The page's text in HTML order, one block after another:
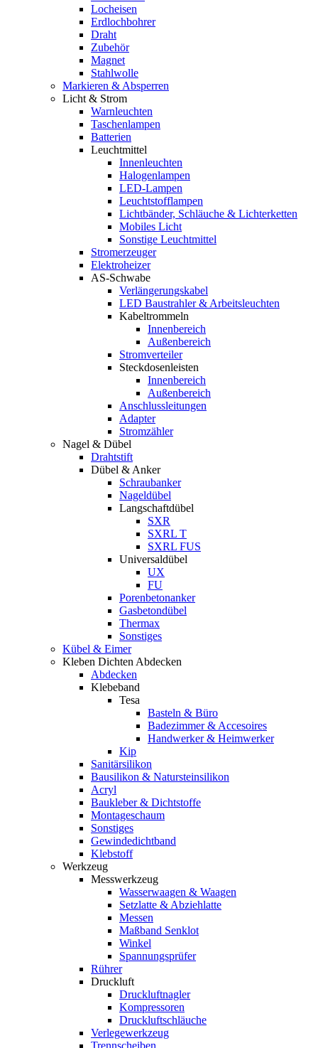
Locheisen
Erdlochbohrer
Draht
Zubehör
Magnet
Stahlwolle
Markieren & Absperren
Licht & Strom
Warnleuchten
Taschenlampen
Batterien
Leuchtmittel
Innenleuchten
Halogenlampen
LED-Lampen
Leuchtstofflampen
Lichtbänder, Schläuche & Lichterketten
Mobiles Licht
Sonstige Leuchtmittel
Stromerzeuger
Elektroheizer
AS-Schwabe
Verlängerungskabel
LED Baustrahler & Arbeitsleuchten
Kabeltrommeln
Innenbereich
Außenbereich
Stromverteiler
Steckdosenleisten
Innenbereich
Außenbereich
Anschlussleitungen
Adapter
Stromzähler
Nagel & Dübel
Drahtstift
Dübel & Anker
Schraubanker
Nageldübel
Langschaftdübel
SXR
SXRL T
SXRL FUS
Universaldübel
UX
FU
Porenbetonanker
Gasbetondübel
Thermax
Sonstiges
Kübel & Eimer
Kleben Dichten Abdecken
Abdecken
Klebeband
Tesa
Basteln & Büro
Badezimmer & Accesoires
Handwerker & Heimwerker
Kip
Sanitärsilikon
Bausilikon & Natursteinsilikon
Acryl
Baukleber & Dichtstoffe
Montageschaum
Sonstiges
Gewindedichtband
Klebstoff
Werkzeug
Messwerkzeug
Wasserwaagen & Waagen
Setzlatte & Abziehlatte
Messen
Maßband Senklot
Winkel
Spannungsprüfer
Rührer
Druckluft
Druckluftnagler
Kompressoren
Druckluftschläuche
Verlegewerkzeug
Trennscheiben